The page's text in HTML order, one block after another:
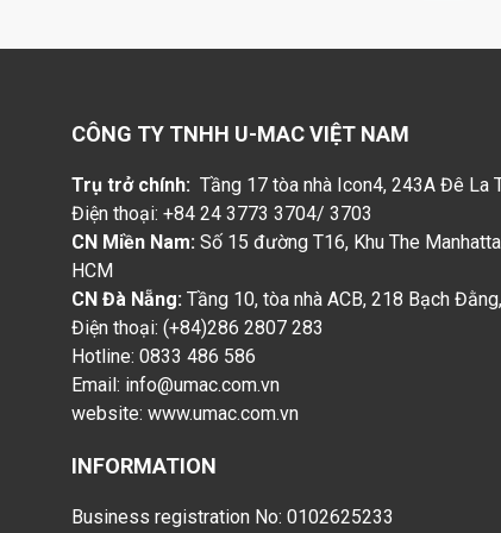
CÔNG TY TNHH U-MAC VIỆT NAM
Trụ trở chính: Tầng 17 tòa nhà Icon4, 243A Đê La
Điện thoại: +84 24 3773 3704/ 3703
CN Miền Nam: Số 15 đường T16, Khu The
HCM
CN Đà Nẵng: Tầng 10, tòa nhà ACB, 218 Bạch
Điện thoại: (+84)286 2807 283
Hotline: 0833 486 586
Email: info@umac.com.vn
website: www.umac.com.vn
INFORMATION
Business registration No: 0102625233